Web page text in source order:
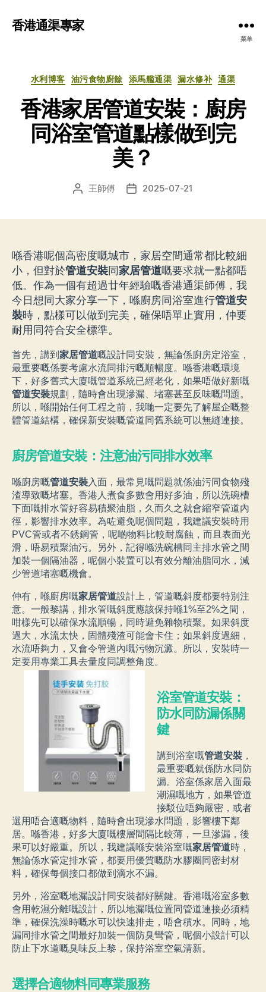
香港通渠專家
菜单
分
水利博客 油污食物廚餘 添馬艦通渠 漏水修补 通渠
香港家居管道安裝：廚房
同浴室管道點樣做到完
美？
文 王師傅
发 2025-07-21
喺香港呢個高密度嘅城市，家居空間通常都比較細
小，但對於管道安裝同家居管道嘅要求就一點都唔
低。作為一個有超過廿年經驗嘅香港通渠師傅，我
今日想同大家分享一下，喺廚房同浴室進行管道安
裝時，點樣可以做到完美，確保唔單止實用，仲要
耐用同符合安全標準。
首先，講到 家居管道嘅設計同安裝，無論係廚房定浴室，
最重要嘅係要考慮水流同排污嘅順暢度。喺香港嘅環境
下，好多舊式大廈嘅管道系統已經老化，如果唔做好新嘅
管道安裝規劃，隨時會出現滲漏、堵塞甚至反味嘅問題。
所以，喺開始任何工程之前，我哋一定要先了解屋企嘅整
體管道結構，確保新安裝嘅管道同舊系統可以無縫連接。
廚房管道安裝：注意油污同排水效率
喺廚房嘅管道安裝入面，最常見嘅問題就係油污同食物殘
渣導致嘅堵塞。香港人煮食多數會用好多油，所以洗碗槽
下面嘅排水管好容易積聚油脂，久而久之就會縮窄管道內
徑，影響排水效率。為咗避免呢個問題，我建議安裝時用
PVC管或者不銹鋼管，呢啲物料比較耐腐蝕，而且表面光
滑，唔易積聚油污。另外，記得喺洗碗槽同主排水管之間
加裝一個隔油器，呢個小裝置可以有效分離油脂同水，減
少管道堵塞嘅機會。
仲有，喺廚房嘅家居管道設計上，管道嘅斜度都要特別注
意。一般黎講，排水管嘅斜度應該保持喺1%至2%之間，
咁樣先可以確保水流順暢，同時避免雜物積聚。如果斜度
過大，水流太快，固體殘渣可能會卡住；如果斜度過細，
水流唔夠力，又會令管道內嘅污物沉澱。所以，安裝時一
定要用專業工具去量度同調整角度。
浴室管道安裝：
防水同防漏係關
鍵
講到浴室嘅管道安裝 ，
最重要嘅就係防水同防
漏。浴室係家居入面最
潮濕嘅地方，如果管道
接駁位唔夠嚴密，或者
選用唔合適嘅物料，隨時會出現滲水問題，影響樓下鄰
居。喺香港，好多大廈嘅樓層間隔比較薄，一旦滲漏，後
果可以好嚴重。所以，我建議喺安裝浴室嘅家居管道時，
無論係水管定排水管，都要用優質嘅防水膠圈同密封材
料，確保每個接口都做到滴水不漏。
另外，浴室嘅地漏設計同安裝都好關鍵。香港嘅浴室多數
會用乾濕分離嘅設計，所以地漏嘅位置同管道連接必須精
準，確保洗澡時嘅水可以快速排走，唔會積水。同時，地
漏同排水管之間最好加裝一個防臭彎管，呢個小設計可以
防止下水道嘅臭味反上黎，保持浴室空氣清新。
選擇合適物料同專業服務